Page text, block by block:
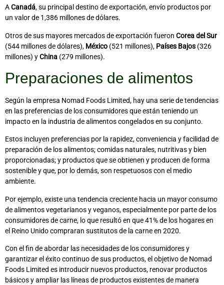
ACanadá, su principal destino de exportación, envío productos por
un valor de 1,386 millones de dólares.
Otros de sus mayores mercados de exportación fueron Corea del Sur
(544 millones de dólares), México (521 millones), Países Bajos (326
millones) yChina (279 millones).
Preparaciones de alimentos
Según la empresa Nomad Foods Limited, hay una serie de tendencias
en las preferencias de los consumidores que están teniendo un
impacto en la industria de alimentos congelados en su conjunto.
Estos incluyen preferencias por la rapidez, conveniencia y facilidad de
preparación de los alimentos; comidas naturales, nutritivas y bien
proporcionadas; y productos que se obtienen y producen de forma
sostenible y que, por lo demás, son respetuosos con el medio
ambiente.
Por ejemplo, existe una tendencia creciente hacia un mayor consumo
de alimentos vegetarianos y veganos, especialmente por parte de los
consumidores de carne, lo que resultó en que 41% de los hogares en
el Reino Unido compraran sustitutos de la carne en 2020.
Con el fin de abordar las necesidades de los consumidores y
garantizar el éxito continuo de sus productos, el objetivo de Nomad
Foods Limited es introducir nuevos productos, renovar productos
básicos y ampliar las líneas de productos existentes de manera